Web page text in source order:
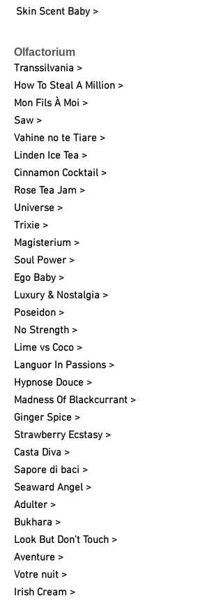
Skin Scent Baby >
Olfactorium
Transsilvania >
How To Steal A Million >
Mon Fils À Moi >
Saw >
Vahine no te Tiare >
Linden Ice Tea >
Cinnamon Cocktail >
Rose Tea Jam >
Universe >
Trixie >
Magisterium >
Soul Power >
Ego Baby >
Luxury & Nostalgia >
Poseidon >
No Strength >
Lime vs Coco >
Languor In Passions >
Hypnose Douce >
Madness Of Blackcurrant >
Ginger Spice >
Strawberry Ecstasy >
Casta Diva >
Sapore di baci >
Seaward Angel >
Adulter >
Bukhara >
Look But Don't Touch >
Aventure >
Votre nuit​ >
Irish Cream >